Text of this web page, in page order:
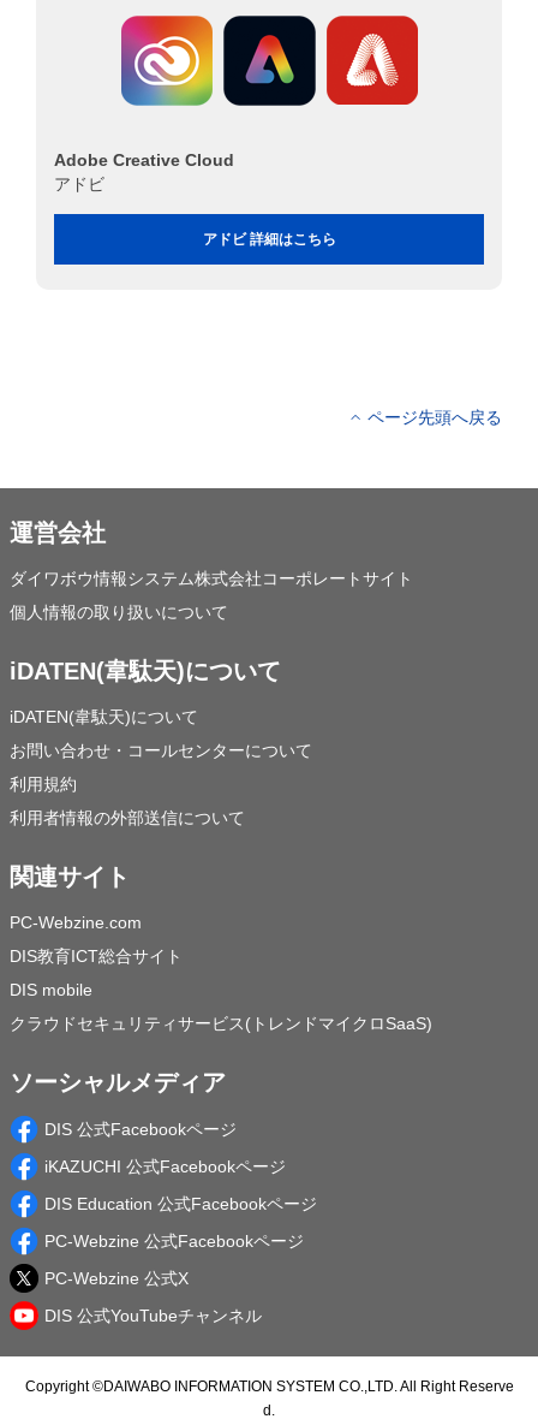
Adobe Creative Cloud
アドビ
アドビ 詳細はこちら
ページ先頭へ戻る
運営会社
ダイワボウ情報システム株式会社コーポレートサイト
個人情報の取り扱いについて
iDATEN(韋駄天)について
iDATEN(韋駄天)について
お問い合わせ・コールセンターについて
利用規約
利用者情報の外部送信について
関連サイト
PC-Webzine.com
DIS教育ICT総合サイト
DIS mobile
クラウドセキュリティサービス(トレンドマイクロSaaS)
ソーシャルメディア
DIS 公式Facebookページ
iKAZUCHI 公式Facebookページ
DIS Education 公式Facebookページ
PC-Webzine 公式Facebookページ
PC-Webzine 公式X
DIS 公式YouTubeチャンネル
Copyright ©DAIWABO INFORMATION SYSTEM CO.,LTD. All Right Reserve
d.